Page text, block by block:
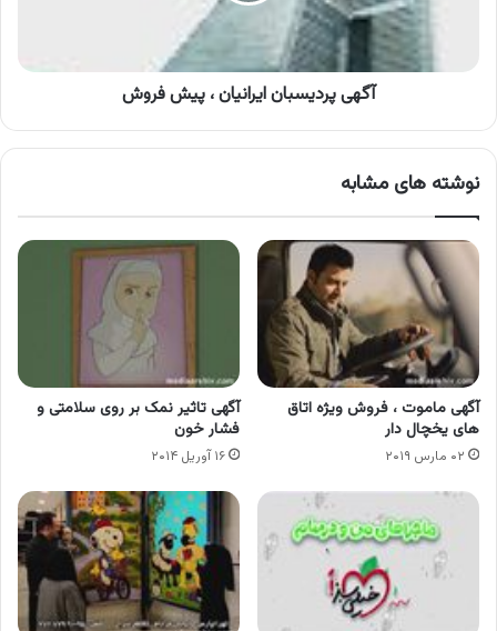
آگهی پردیسبان ایرانیان ، پیش فروش
نوشته های مشابه
آگهی ماموت ، فروش ویژه اتاق
های یخچال دار
۰۲ مارس ۲۰۱۹
آگهی تاثیر نمک بر روی سلامتی و
فشار خون
۱۶ آوریل ۲۰۱۴